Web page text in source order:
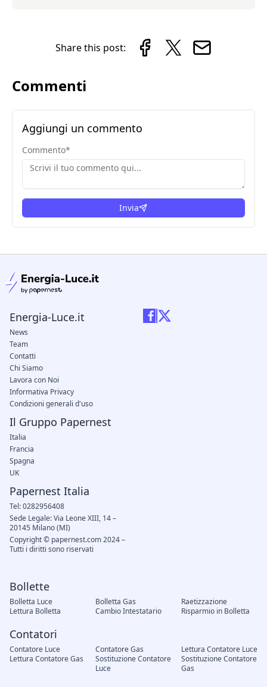
Share this post:
Commenti
Aggiungi un commento
Commento*
Invia
Bollette
Bolletta Luce Bolletta Gas
Raetizzazione
Lettura Bolletta
Cambio Intestatario Risparmio in Bolletta
Contatori
Contatore Luce Contatore Gas
Lettura Contatore Luce
Lettura Contatore Gas
Sostituzione Contatore
Luce
Sostituzione Contatore
Gas
Energia-Luce.it
News
Team
Contatti
Chi Siamo
Lavora con Noi
Informativa Privacy
Condizioni generali d'uso
Il Gruppo Papernest
Italia
Francia
Spagna
UK
Papernest Italia
Tel: 0282956408
Sede Legale: Via Leone XIII, 14 –
20145 Milano (MI)
Copyright © papernest.com 2024 –
Tutti i diritti sono riservati